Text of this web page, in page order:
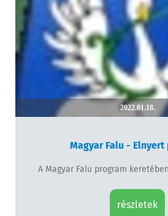
2022.01.18.
Magyar Falu - Elnyert
A Magyar Falu program
részletek